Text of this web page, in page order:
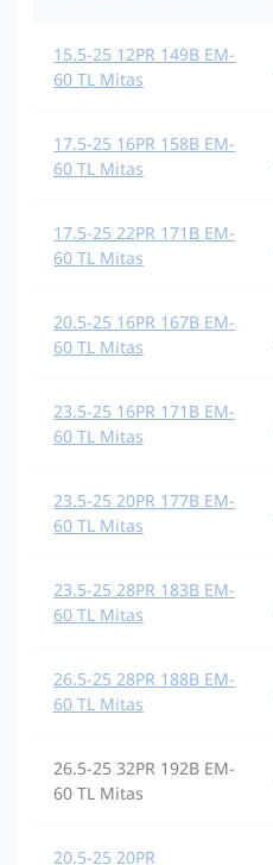
15.5-25 12PR 149B EM-
60 TL Mitas
17.5-25 16PR 158B EM-
60 TL Mitas
17.5-25 22PR 171B EM-
60 TL Mitas
20.5-25 16PR 167B EM-
60 TL Mitas
23.5-25 16PR 171B EM-
60 TL Mitas
23.5-25 20PR 177B EM-
60 TL Mitas
23.5-25 28PR 183B EM-
60 TL Mitas
26.5-25 28PR 188B EM-
60 TL Mitas
26.5-25 32PR 192B EM-
60 TL Mitas
20.5-25 20PR